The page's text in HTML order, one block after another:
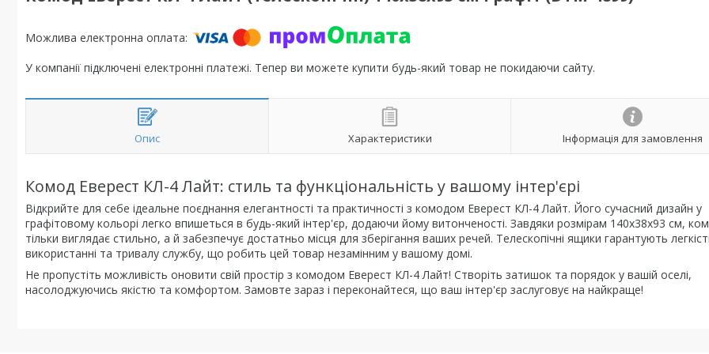
У компанії підключені електронні платежі. Тепер ви можете купити будь-який товар не покидаючи сайту.
Опис Характеристики Інформація для замовлення
Комод Еверест КЛ-4 Лайт: стиль та функціональність у вашому інтер'єрі
Відкрийте для себе ідеальне поєднання елегантності та практичності з комодом Еверест КЛ-4 Лайт. Його сучасний дизайн у
графітовому кольорі легко впишеться в будь-який інтер'єр, додаючи йому витонченості. Завдяки розмірам 140х38х93 см,
тільки виглядає стильно, а й забезпечує достатньо місця для зберігання ваших речей. Телескопічні ящики гарантують
використанні та тривалу службу, що робить цей товар незамінним у вашому домі.
Не пропустіть можливість оновити свій простір з комодом Еверест КЛ-4 Лайт! Створіть затишок та порядок у вашій оселі,
насолоджуючись якістю та комфортом. Замовте зараз і переконайтеся, що ваш інтер'єр заслуговує на найкраще!